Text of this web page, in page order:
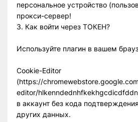
персональное устройство
прокси-сервер!
3. Как войти через ТОКЕН?
Используйте плагин в вашем
Cookie-Editor
(https://
editor/
в аккаунт без кода
других данных.